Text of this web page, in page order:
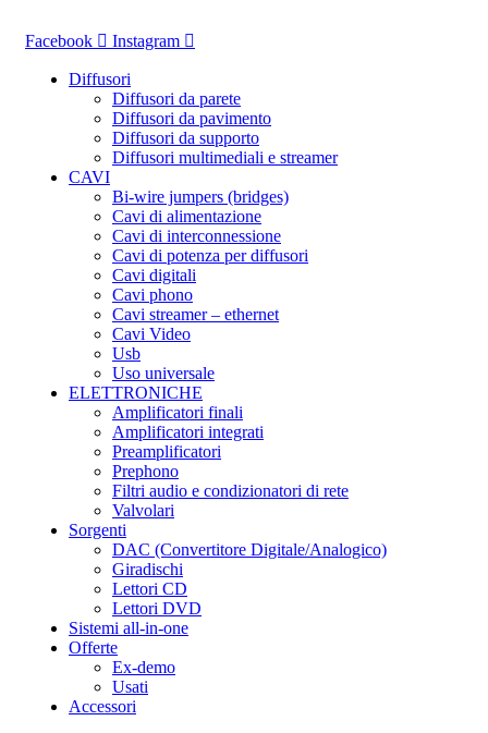
Facebook Instagram
Diffusori
Diffusori da parete
Diffusori da pavimento
Diffusori da supporto
Diffusori multimediali e streamer
CAVI
Bi-wire jumpers (bridges)
Cavi di alimentazione
Cavi di interconnessione
Cavi di potenza per diffusori
Cavi digitali
Cavi phono
Cavi streamer – ethernet
Cavi Video
Usb
Uso universale
ELETTRONICHE
Amplificatori finali
Amplificatori integrati
Preamplificatori
Prephono
Filtri audio e condizionatori di rete
Valvolari
Sorgenti
DAC (Convertitore Digitale/Analogico)
Giradischi
Lettori CD
Lettori DVD
Sistemi all-in-one
Offerte
Ex-demo
Usati
Accessori